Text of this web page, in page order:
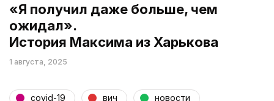
«Я получил даже больше, чем
ожидал».
История Максима из Харькова
1 августа, 2025
covid-19 вич новости